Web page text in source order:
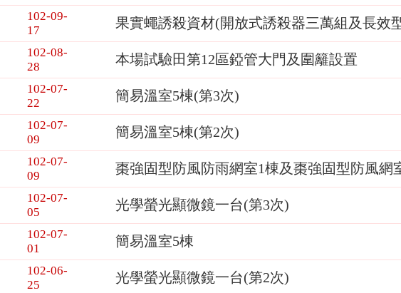
102-09-
17
果實蠅誘殺資材(開放式誘殺器三萬組及長效
102-08-
28
本場試驗田第12區錏管大門及圍籬設置
102-07-
22
簡易溫室5棟(第3次)
102-07-
09
簡易溫室5棟(第2次)
102-07-
09
棗強固型防風防雨網室1棟及棗強固型防風網
102-07-
05
光學螢光顯微鏡一台(第3次)
102-07-
01
簡易溫室5棟
102-06-
25
光學螢光顯微鏡一台(第2次)